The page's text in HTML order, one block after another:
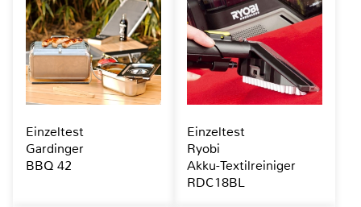
Einzeltest
Gardinger
BBQ 42
Einzeltest
Ryobi
Akku-Textilreiniger
RDC18BL